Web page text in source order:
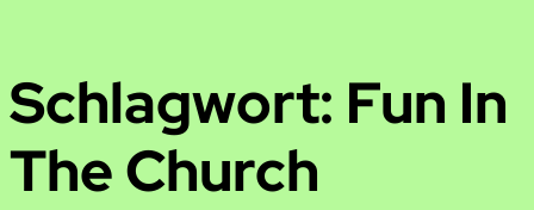
Schlagwort: Fun In
The Church